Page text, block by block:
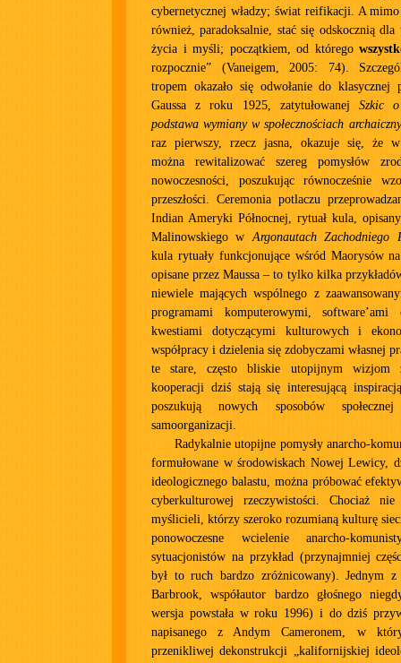
cybernetycznej władzy; świat reifikacji. A
również, paradoksalnie, stać się odskocznią
życia i myśli; początkiem, od którego
rozpocznie” (Vaneigem, 2005: 74).
tropem okazało się odwołanie do klasycznej
Gaussa z roku 1925, zatytułowanejSzkic
podstawa wymiany w społecznościach
raz pierwszy, rzecz jasna, okazuje się, że w
można rewitalizować szereg pomysłów
nowoczesności, poszukując równocześnie
przeszłości. Ceremonia potlaczu
Indian Ameryki Północnej, rytuał kula,
Malinowskiego wArgonautach Zachodniego
kula rytuały funkcjonujące wśród Maorysów
opisane przez Maussa – to tylko kilka
niewiele mających wspólnego z
programami komputerowymi, software’ami
kwestiami dotyczącymi kulturowych i
współpracy i dzielenia się zdobyczami własnej
te stare, często bliskie utopijnym wizjom
kooperacji dziś stają się interesującą
poszukują nowych sposobów
samoorganizacji.
Radykalnie utopijne pomysły anarcho-
formułowane w środowiskach Nowej Lewicy,
ideologicznego balastu, można próbować
cyberkulturowej rzeczywistości. Chociaż
myślicieli, którzy szeroko rozumianą kulturę
ponowoczesne wcielenie anarcho-
sytuacjonistów na przykład (przynajmniej
był to ruch bardzo zróżnicowany). Jednym
Barbrook, współautor bardzo głośnego
wersja powstała w roku 1996) i do dziś
napisanego z Andym Cameronem, w
przenikliwej dekonstrukcji „kalifornijskiej